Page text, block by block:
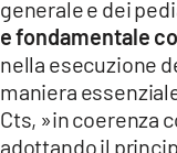
generale e dei
e fondamentale
nella esecuzione
maniera
Cts, »in coerenza
adottando il